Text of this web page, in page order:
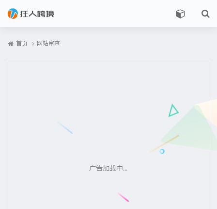
首页 网站审查